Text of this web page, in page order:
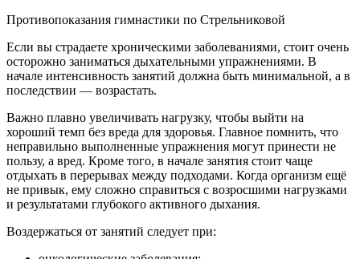
Противопоказания гимнастики по Стрельниковой
Если вы страдаете хроническими заболеваниями, стоит очень
осторожно заниматься дыхательными упражнениями. В
начале интенсивность занятий должна быть минимальной, а в
последствии — возрастать.
Важно плавно увеличивать нагрузку, чтобы выйти на
хороший темп без вреда для здоровья. Главное помнить, что
неправильно выполненные упражнения могут принести не
пользу, а вред. Кроме того, в начале занятия стоит чаще
отдыхать в перерывах между подходами. Когда организм ещё
не привык, ему сложно справиться с возросшими нагрузками
и результатами глубокого активного дыхания.
Воздержаться от занятий следует при: